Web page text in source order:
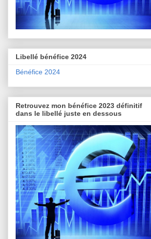
Libellé bénéfice 2024
Bénéfice 2024
Retrouvez mon bénéfice 2023 définitif
dans le libellé juste en dessous